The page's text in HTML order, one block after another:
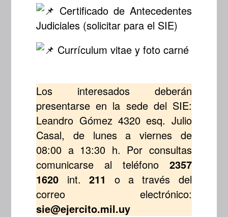
Certificado de Antecedentes
Judiciales (solicitar para el SIE)
Currículum vitae y foto carné
Los interesados deberán
presentarse en la sede del SIE:
Leandro Gómez 4320 esq. Julio
Casal, de lunes a viernes de
08:00 a 13:30 h. Por consultas
comunicarse al teléfono 2357
1620 int.211
o a través del
correo electrónico:
sie@ejercito.mil.uy